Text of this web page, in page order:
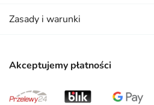
Akceptujemy płatności
Zasady i warunki